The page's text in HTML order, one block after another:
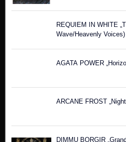
REQUIEM IN WHITE
Wave/Heavenly Voices)
AGATA POWER
ARCANE FROST
DIMMU BORGIR